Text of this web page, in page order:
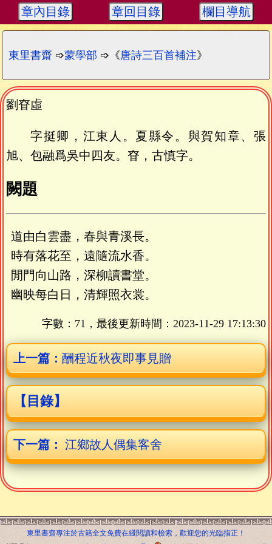
章內目錄 章回目錄 欄目導航
東里書齋 ➩蒙學部 ➩《唐詩三百首補注》
劉眘虛
字挺卿，江東人。夏縣令。與賀知章、張
旭、包融爲吳中四友。眘，古慎字。
闕題
道由白雲盡，春與青溪長。
時有落花至，遠隨流水香。
閒門向山路，深柳讀書堂。
幽映每白日，清輝照衣裳。
字數：71，最後更新時間： 2023-11-29 17:13:30
上一篇： 酬程近秋夜即事見贈
【目錄】
下一篇： 江鄉故人偶集客舍
東里書齋專注於古籍全文免費在綫閱讀和檢索，歡迎您的光臨指正！